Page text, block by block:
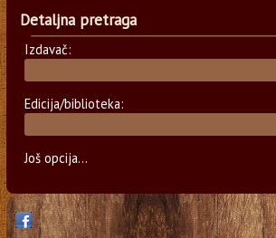
Detaljna pretraga
Izdavač:
Edicija/biblioteka:
Još opcija...